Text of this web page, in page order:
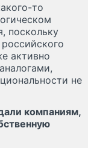
то
поскольку
активно
не
компаниям,